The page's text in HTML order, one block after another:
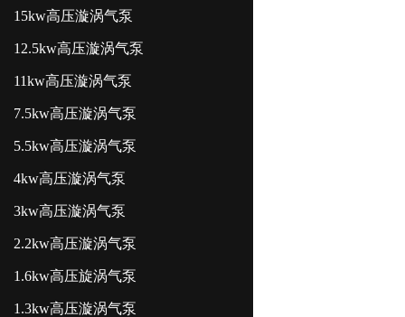
15kw高压漩涡气泵
12.5kw高压漩涡气泵
11kw高压漩涡气泵
7.5kw高压漩涡气泵
5.5kw高压漩涡气泵
4kw高压漩涡气泵
3kw高压漩涡气泵
2.2kw高压漩涡气泵
1.6kw高压旋涡气泵
1.3kw高压漩涡气泵